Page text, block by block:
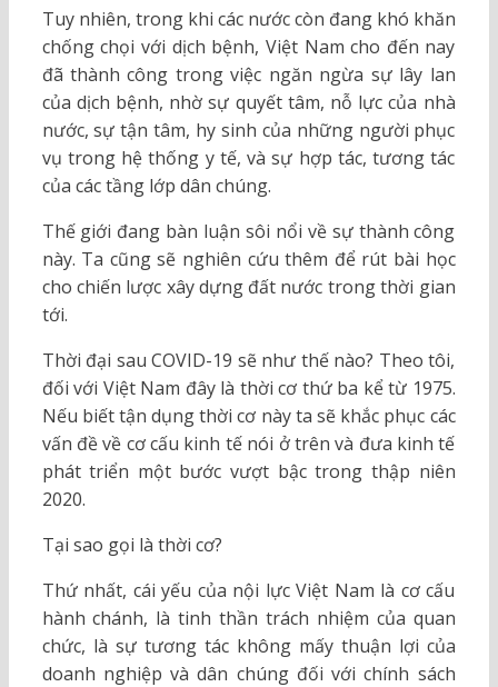
Tuy nhiên, trong khi các nước còn đang khó khăn
chống chọi với dịch bệnh, Việt Nam cho đến nay
đã thành công trong việc ngăn ngừa sự lây lan
của dịch bệnh, nhờ sự quyết tâm, nỗ lực của nhà
nước, sự tận tâm, hy sinh của những người phục
vụ trong hệ thống y tế, và sự hợp tác, tương tác
của các tầng lớp dân chúng.
Thế giới đang bàn luận sôi nổi về sự thành công
này. Ta cũng sẽ nghiên cứu thêm để rút bài học
cho chiến lược xây dựng đất nước trong thời gian
tới.
Thời đại sau COVID-19 sẽ như thế nào? Theo tôi,
đối với Việt Nam đây là thời cơ thứ ba kể từ 1975.
Nếu biết tận dụng thời cơ này ta sẽ khắc phục các
vấn đề về cơ cấu kinh tế nói ở trên và đưa kinh tế
phát triển một bước vượt bậc trong thập niên
2020.
Tại sao gọi là thời cơ?
Thứ nhất, cái yếu của nội lực Việt Nam là cơ cấu
hành chánh, là tinh thần trách nhiệm của quan
chức, là sự tương tác không mấy thuận lợi của
doanh nghiệp và dân chúng đối với chính sách